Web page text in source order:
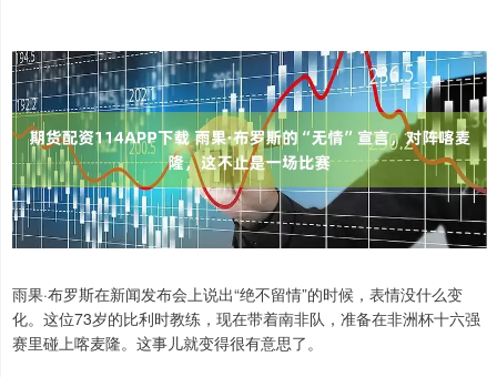
雨果·布罗斯在新闻发布会上说出“绝不留情”的时候，表情没什么变
化。这位73岁的比利时教练，现在带着南非队，准备在非洲杯十六强
赛里碰上喀麦隆。这事儿就变得很有意思了。